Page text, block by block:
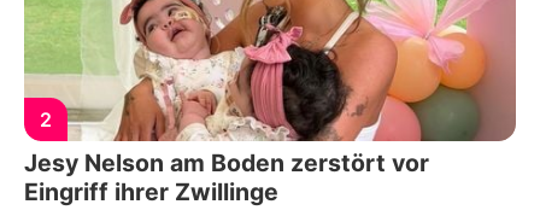
2
Jesy Nelson am Boden zerstört vor
Eingriff ihrer Zwillinge